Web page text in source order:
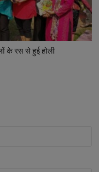
के रस से हुई होली